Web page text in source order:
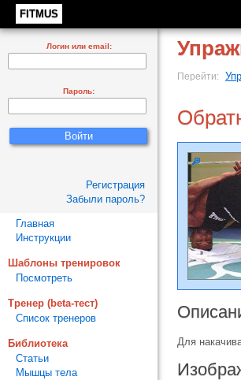
FITMUS
Перейти:
Для
Логин или email:
Пароль:
Регистрация
Забыли пароль?
Главная
Инструкции
Шаблоны тренировок
Посмотреть
Тренер (beta-тест)
Список тренеров
Библиотека
Статьи
Мышцы тела